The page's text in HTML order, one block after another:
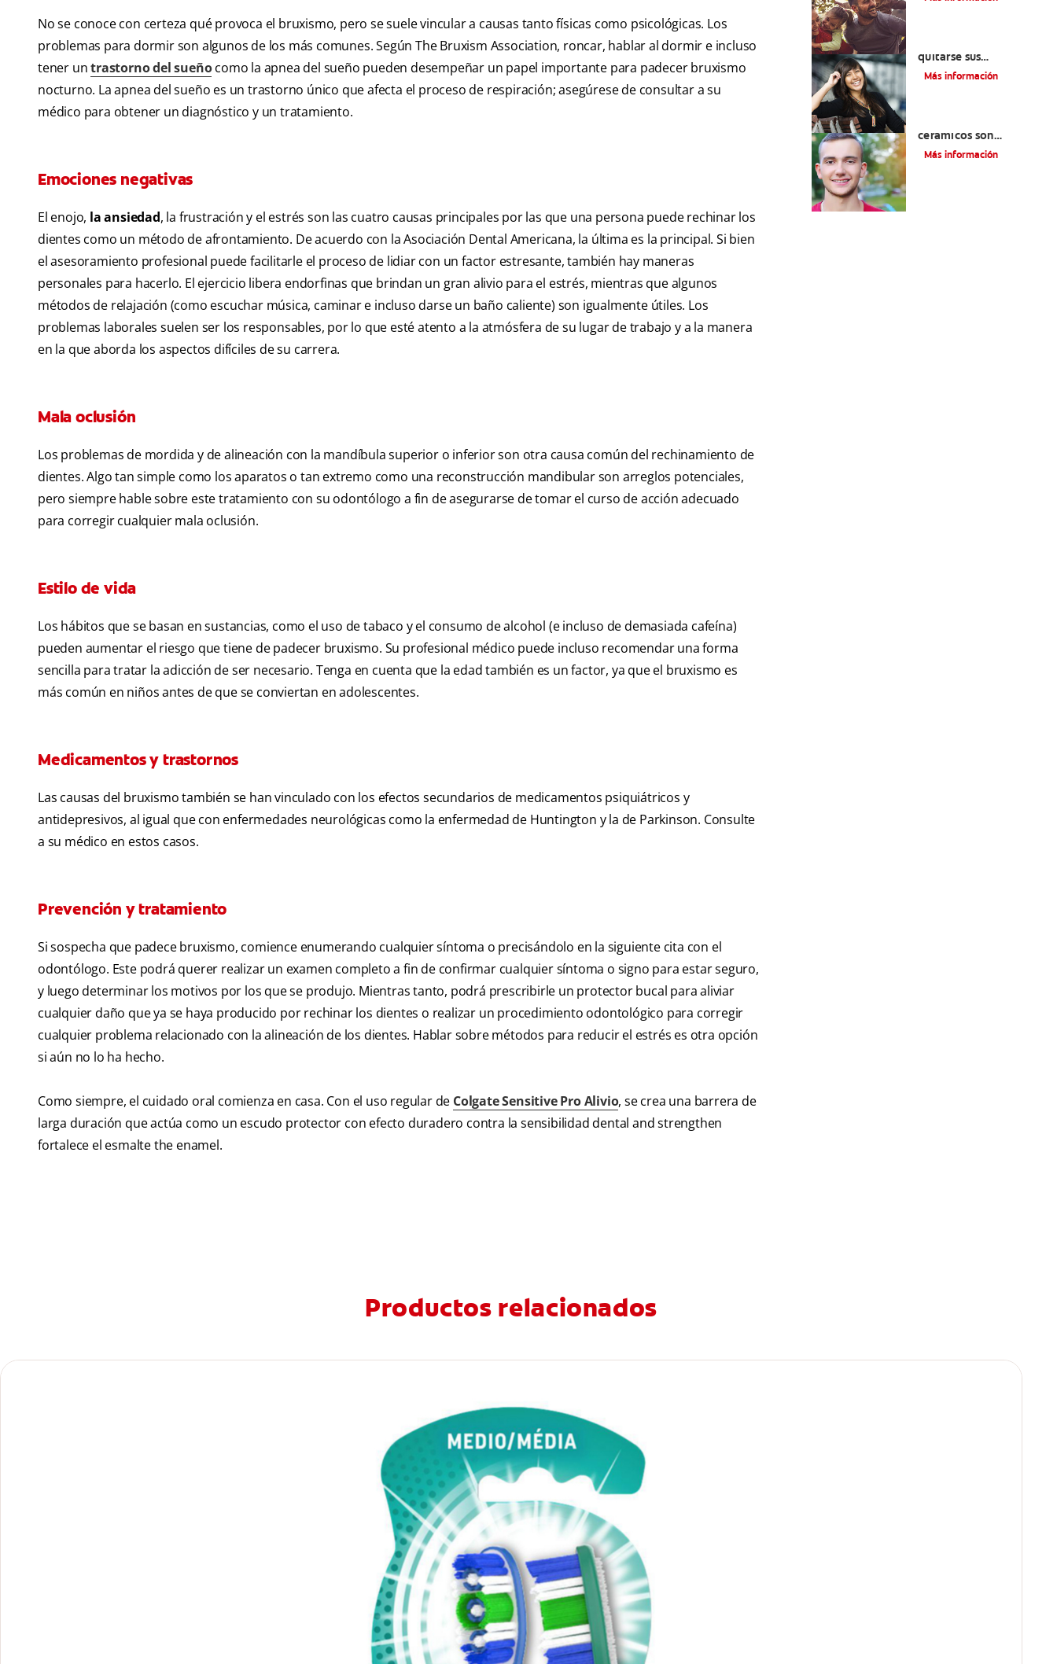
No se conoce con certeza qué provoca el bruxismo, pero se suele vincular a causas tanto físicas como psicológicas. Los
problemas para dormir son algunos de los más comunes. Según The Bruxism Association, roncar, hablar al dormir e incluso
tener untrastorno del sueñocomo la apnea del sueño pueden desempeñar un papel importante para padecer bruxismo
nocturno. La apnea del sueño es un trastorno único que afecta el proceso de respiración; asegúrese de consultar a su
médico para obtener un diagnóstico y un tratamiento.
Emociones negativas
El enojo, la ansiedad, la frustración y el estrés son las cuatro causas principales por las que una persona puede rechinar los
dientes como un método de afrontamiento. De acuerdo con la Asociación Dental Americana, la última es la principal. Si bien
el asesoramiento profesional puede facilitarle el proceso de lidiar con un factor estresante, también hay maneras
personales para hacerlo. El ejercicio libera endorfinas que brindan un gran alivio para el estrés, mientras que algunos
métodos de relajación (como escuchar música, caminar e incluso darse un baño caliente) son igualmente útiles. Los
problemas laborales suelen ser los responsables, por lo que esté atento a la atmósfera de su lugar de trabajo y a la manera
en la que aborda los aspectos difíciles de su carrera.
Mala oclusión
Los problemas de mordida y de alineación con la mandíbula superior o inferior son otra causa común del rechinamiento de
dientes. Algo tan simple como los aparatos o tan extremo como una reconstrucción mandibular son arreglos potenciales,
pero siempre hable sobre este tratamiento con su odontólogo a fin de asegurarse de tomar el curso de acción adecuado
para corregir cualquier mala oclusión.
Estilo de vida
Los hábitos que se basan en sustancias, como el uso de tabaco y el consumo de alcohol (e incluso de demasiada cafeína)
pueden aumentar el riesgo que tiene de padecer bruxismo. Su profesional médico puede incluso recomendar una forma
sencilla para tratar la adicción de ser necesario. Tenga en cuenta que la edad también es un factor, ya que el bruxismo es
más común en niños antes de que se conviertan en adolescentes.
Medicamentos y trastornos
Las causas del bruxismo también se han vinculado con los efectos secundarios de medicamentos psiquiátricos y
antidepresivos, al igual que con enfermedades neurológicas como la enfermedad de Huntington y la de Parkinson. Consulte
a su médico en estos casos.
Prevención y tratamiento
Si sospecha que padece bruxismo, comience enumerando cualquier síntoma o precisándolo en la siguiente cita con el
odontólogo. Este podrá querer realizar un examen completo a fin de confirmar cualquier síntoma o signo para estar seguro,
y luego determinar los motivos por los que se produjo. Mientras tanto, podrá prescribirle un protector bucal para aliviar
cualquier daño que ya se haya producido por rechinar los dientes o realizar un procedimiento odontológico para corregir
cualquier problema relacionado con la alineación de los dientes. Hablar sobre métodos para reducir el estrés es otra opción
si aún no lo ha hecho.
Como siempre, el cuidado oral comienza en casa. Con el uso regular de Colgate Sensitive Pro Alivio, se crea una barrera de
larga duración que actúa como un escudo protector con efecto duradero contra la sensibilidad dental and strengthen
fortalece el esmalte the enamel.
quitarse sus
retenedores fijos
Más información
cerámicos son
adecuados para usted?
Más información
Productos relacionados